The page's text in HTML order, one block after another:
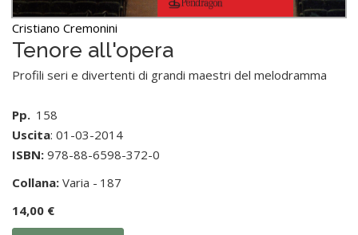
Cristiano Cremonini
Tenore all'opera
Profili seri e divertenti di grandi maestri del melodramma
Pp. 158
Uscita: 01-03-2014
ISBN: 978-88-6598-372-0
Collana: Varia - 187
14,00 €